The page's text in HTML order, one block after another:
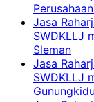
Jasa
SWDKLLJ
Sleman
Jasa
SWDKLLJ